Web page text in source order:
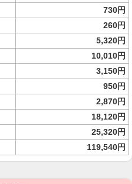
730円
260円
5,320円
10,010円
3,150円
950円
2,870円
18,120円
25,320円
119,540円